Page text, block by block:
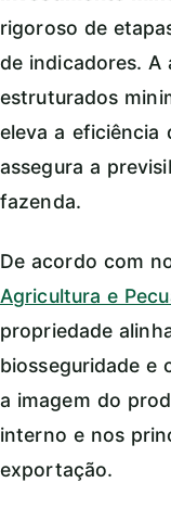
rigoroso de
de indicadores. A
estruturados
eleva a eficiência
assegura a
fazenda.
De acordo com
Agricultura e
propriedade
biosseguridade e
a imagem do
interno e nos
exportação.